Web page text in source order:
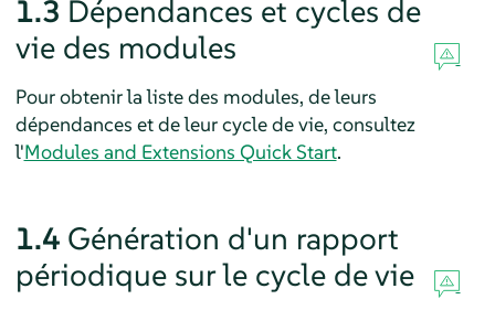
1.3 Dépendances et cycles de
vie des modules
Pour obtenir la liste des modules, de leurs
dépendances et de leur cycle de vie, consultez
l'Modules and Extensions Quick Start.
1.4 Génération d'un rapport
périodique sur le cycle de vie